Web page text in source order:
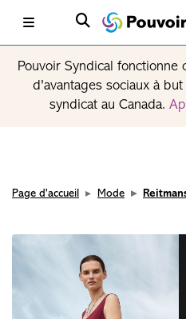
Pouvoir Syndical
d'avantages sociaux à
syndicat au Canada.
Page d'accueil Mode